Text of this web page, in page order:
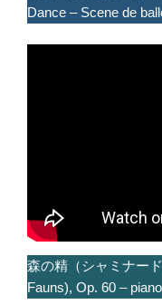
Dance – Scene de
森の精（シャミナー
Fauns), Op. 60 –